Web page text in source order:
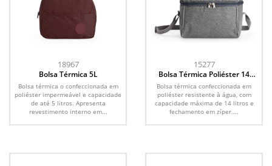
18967
Bolsa Térmica 5L
Bolsa térmica o confeccionada em
poliéster impermeável e capacidade
de até 5 litros. Apresenta
revestimento interno em...
15277
Bolsa Térmica Poliéster 14
Litros
Bolsa térmica confeccionada em
poliéster resistente à água, com
capacidade máxima de 14 litros e
fechamento em zíper....